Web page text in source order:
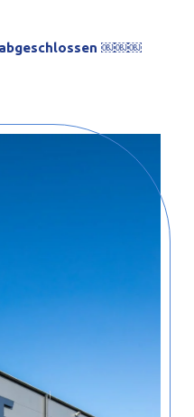
abgeschlossen ￼￼￼